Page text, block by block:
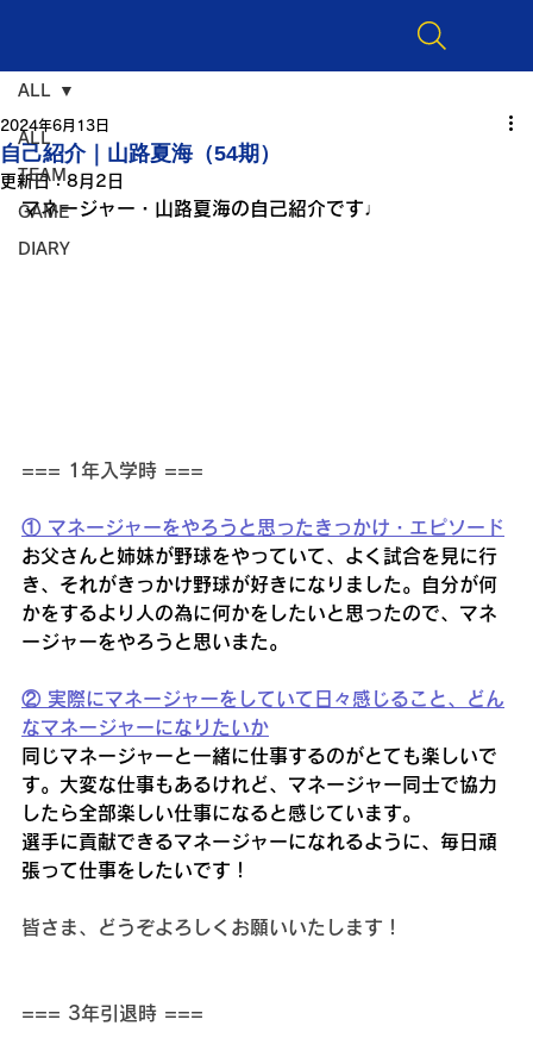
ALL
TEAM
GAME
DIARY
ALL
自己紹介｜山路夏海（54期）
2024年6月13日
更新日：8月2日
マネージャー・山路夏海の自己紹介です♩
=== 1年入学時 ===
① マネージャーをやろうと思ったきっかけ・エピソード
お父さんと姉妹が野球をやっていて、よく試合を見に行
き、それがきっかけ野球が好きになりました。自分が何
かをするより人の為に何かをしたいと思ったので、マネ
ージャーをやろうと思いまた。
② 実際にマネージャーをしていて日々感じること、どん
なマネージャーになりたいか
同じマネージャーと一緒に仕事するのがとても楽しいで
す。大変な仕事もあるけれど、マネージャー同士で協力
したら全部楽しい仕事になると感じています。
選手に貢献できるマネージャーになれるように、毎日頑
張って仕事をしたいです！
皆さま、どうぞよろしくお願いいたします！
=== 3年引退時 ===